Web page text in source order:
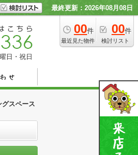
最終更新：2026年08月08日
00件
最近見た物件
00件
検討リスト
日・祝日
スペース